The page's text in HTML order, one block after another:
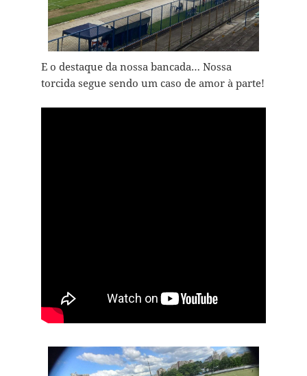
E o destaque da nossa bancada… Nossa
torcida segue sendo um caso de amor à parte!